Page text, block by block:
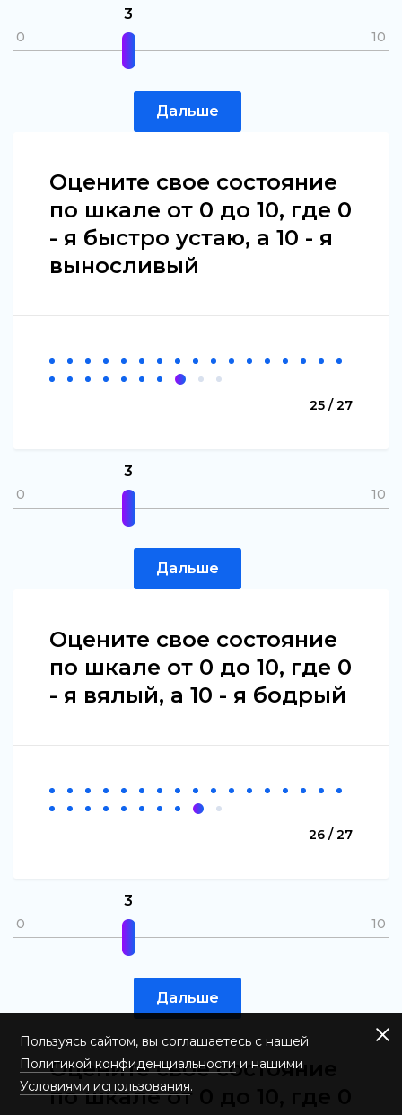
0 10
3
Дальше
Оцените свое состояние
по шкале от 0 до 10, где 0
- я быстро устаю, а 10 - я
выносливый
25 / 27
0 10
3
Дальше
Оцените свое состояние
по шкале от 0 до 10, где 0
- я вялый, а 10 - я бодрый
26 / 27
0 10
3
Дальше
Оцените свое состояние
по шкале от 0 до 10, где 0
Пользуясь сайтом, вы соглашаетесь с нашей
Политикой конфиденциальности и нашими
Условиями использования.